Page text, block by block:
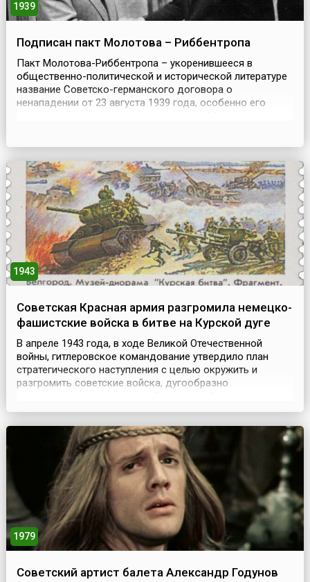
1939
Подписан пакт Молотова – Риббентропа
Пакт Молотова-Риббентропа – укоренившееся в
общественно-политической и исторической литературе
название Советско-германского договора о
ненападении от 23 августа 1939 года, особенно его
отрицалось советской стороной, и ...
1943
Советская Красная армия разгромила немецко-
фашистские войска в битве на Курской дуге
В апреле 1943 года, в ходе Великой Отечественной
войны, гитлеровское командование утвердило план
стратегического наступления с целью окружить и
разгромить советские войска, дугообразно
Курска. Получив сведения о подготовке этой операции,
решила провести собственное контрнаступление и
разгромить гитле...
1979
Советский артист балета Александр Годунов